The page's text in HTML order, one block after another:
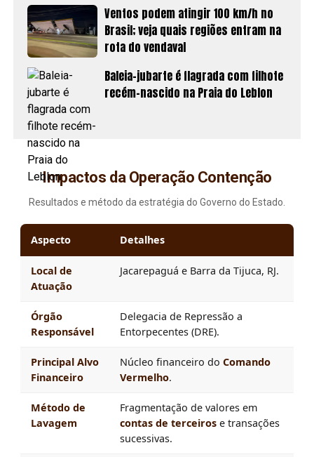
Ventos podem atingir 100 km/h no
Brasil; veja quais regiões entram na
rota do vendaval
Baleia-jubarte é flagrada com filhote
recém-nascido na Praia do Leblon
Impactos da Operação Contenção
Resultados e método da estratégia do Governo do Estado.
Aspecto Detalhes
Local de
Atuação
Jacarepaguá e Barra da Tijuca, RJ.
Órgão
Responsável
Delegacia de Repressão a
Entorpecentes (DRE).
Principal Alvo
Financeiro
Núcleo financeiro do Comando
Vermelho.
Método de
Lavagem
Fragmentação de valores em
contas de terceirose transações
sucessivas.